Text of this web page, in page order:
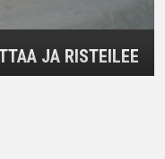
JA RISTEILEE